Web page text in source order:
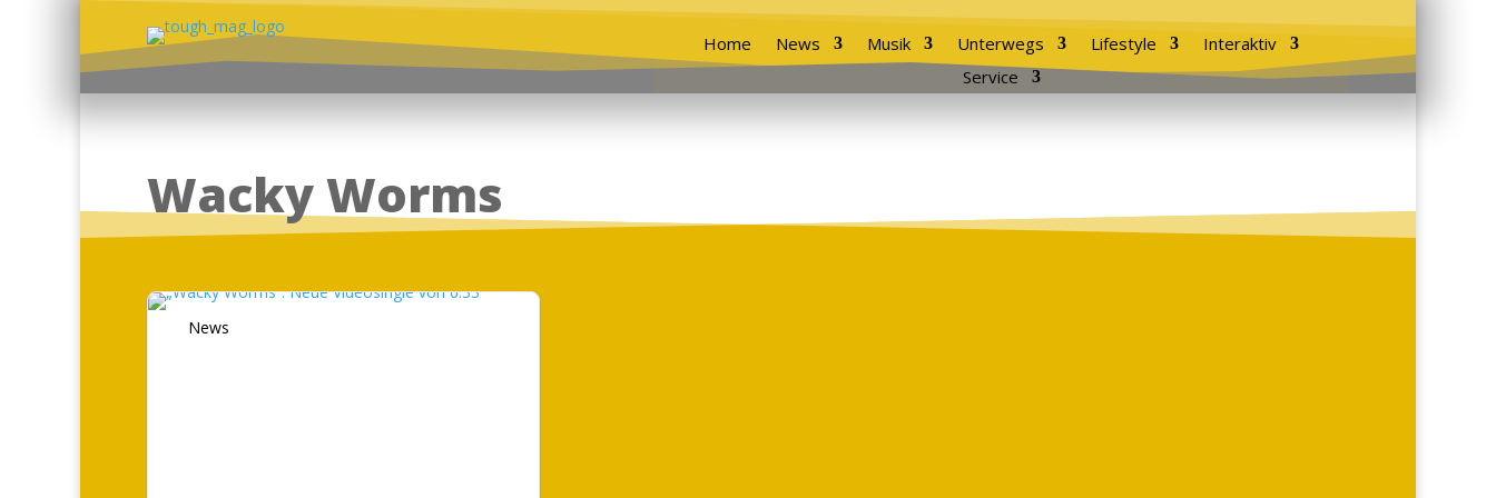
Home News Musik Unterwegs Lifestyle
Interaktiv
Service
Wacky Worms
News